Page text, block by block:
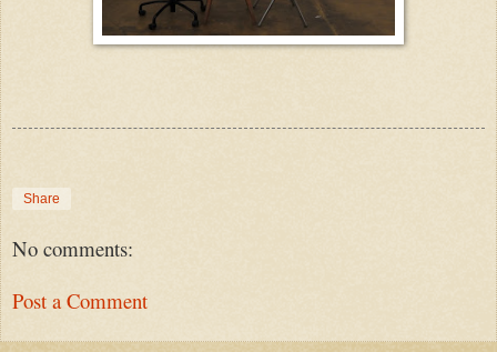
Share
No comments:
Post a Comment